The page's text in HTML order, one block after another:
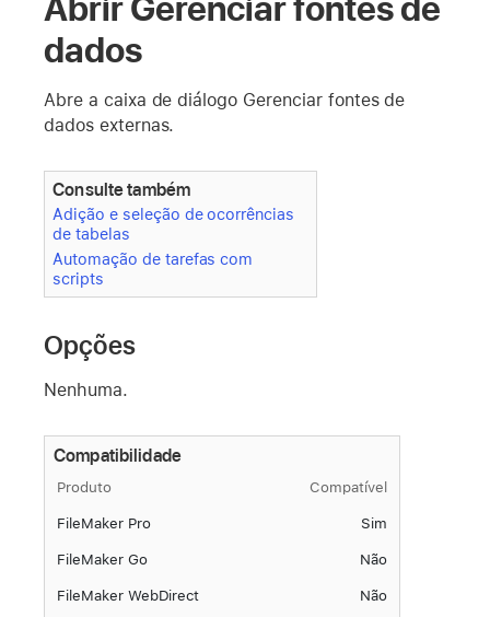
Abrir Gerenciar fontes de
dados
Abre a caixa de diálogo Gerenciar fontes de
dados externas.
Consulte também
Adição e seleção de ocorrências
de tabelas
Automação de tarefas com
scripts
Opções
Nenhuma.
Compatibilidade
Produto Compatível
FileMaker Pro Sim
FileMaker Go Não
FileMaker WebDirect Não